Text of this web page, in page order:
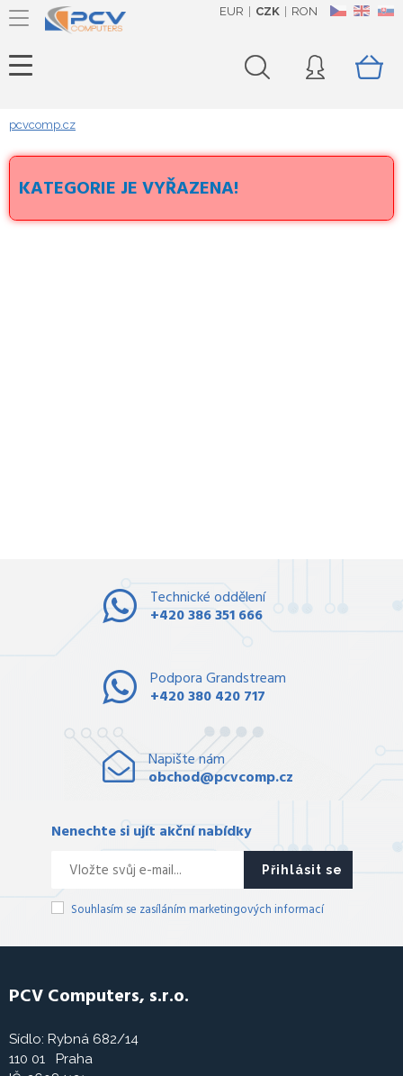
CZ EN SK
EUR CZK RON
pcvcomp.cz
KATEGORIE JE VYŘAZENA!
Technické oddělení
+420 386 351 666
Podpora Grandstream
+420 380 420 717
Napište nám
obchod@pcvcomp.cz
Nenechte si ujít akční nabídky
Přihlásit se
Souhlasím se zasíláním marketingových informací
PCV Computers, s.r.o.
Sídlo: Rybná 682/14
110 01 Praha